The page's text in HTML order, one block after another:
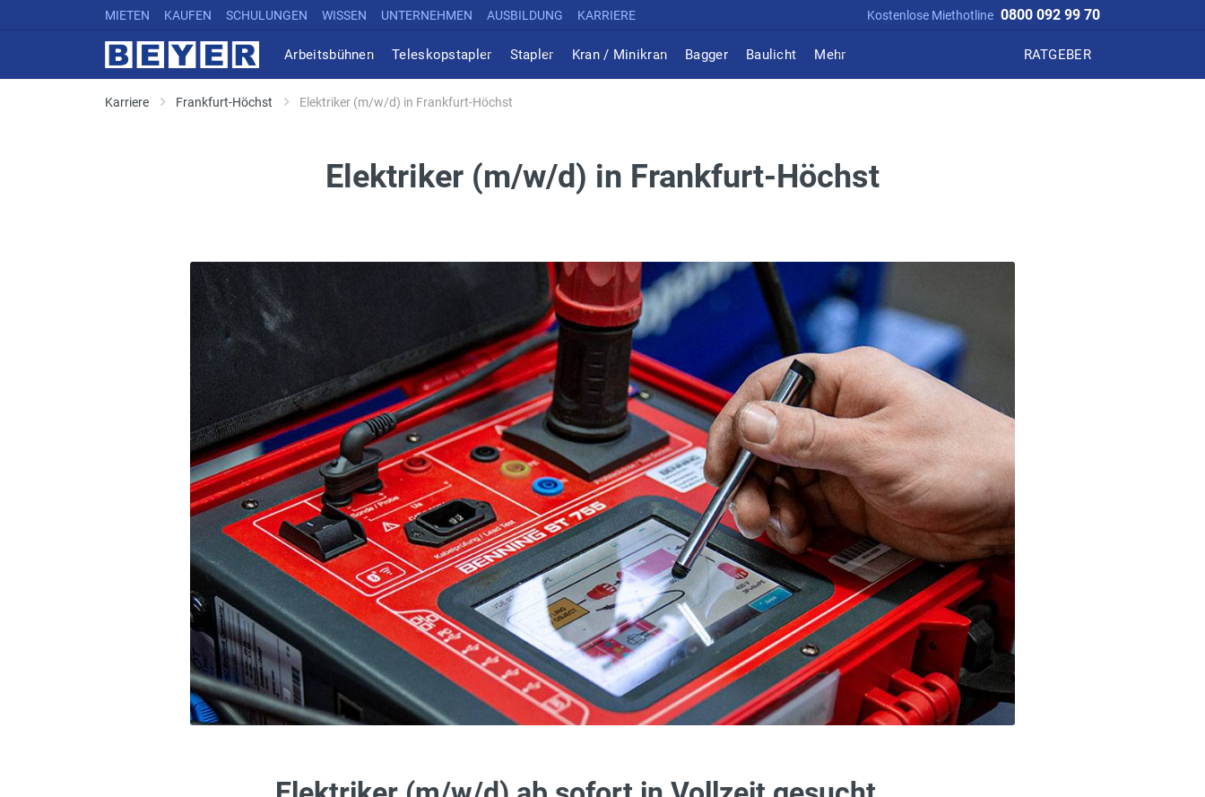
MIETEN KAUFEN SCHULUNGEN WISSEN UNTERNEHMEN AUSBILDUNG KARRIERE Kostenlose Miethotline 0800 092 99 70
Arbeitsbühnen Teleskopstapler Stapler Kran / Minikran Bagger Baulicht Mehr RATGEBER
Karriere Frankfurt-Höchst Elektriker (m/w/d) in Frankfurt-Höchst
Elektriker (m/w/d) in Frankfurt-Höchst